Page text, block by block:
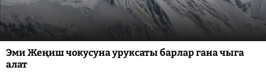
Эми Жеңиш чокусуна уруксаты барлар гана чыга
алат